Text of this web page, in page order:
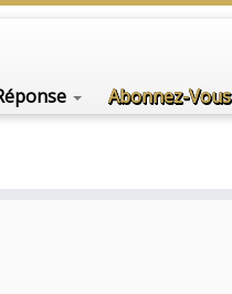
Abonnez-Vous